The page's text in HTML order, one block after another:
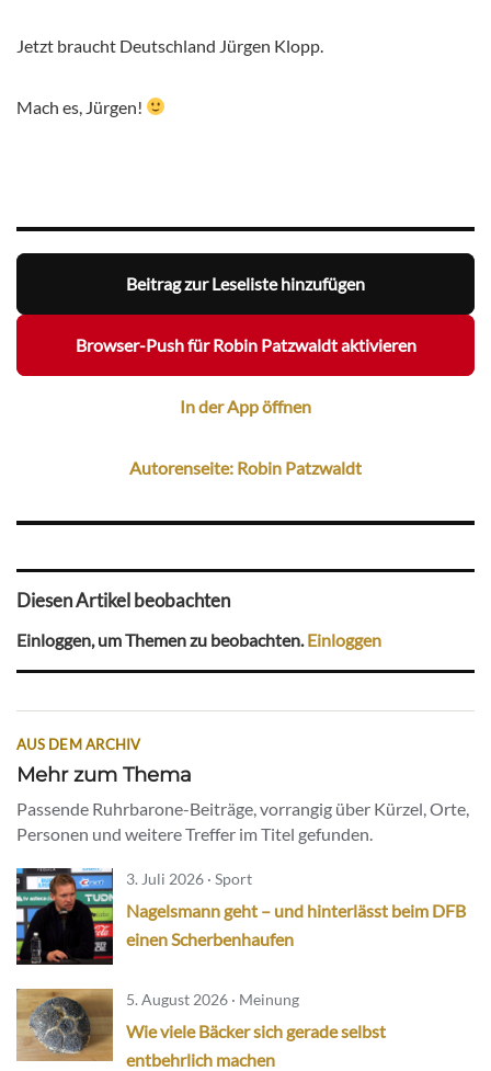
Jetzt braucht Deutschland Jürgen Klopp.
Mach es, Jürgen!
Beitrag zur Leseliste hinzufügen
Browser-Push für Robin Patzwaldt aktivieren
In der App öffnen
Autorenseite: Robin Patzwaldt
Diesen Artikel beobachten
Einloggen, um Themen zu beobachten.Einloggen
AUS DEM ARCHIV
Mehr zum Thema
Passende Ruhrbarone-Beiträge, vorrangig über Kürzel, Orte,
Personen und weitere Treffer im Titel gefunden.
3. Juli 2026 · Sport
Nagelsmann geht – und hinterlässt beim DFB
einen Scherbenhaufen
5. August 2026 · Meinung
Wie viele Bäcker sich gerade selbst
entbehrlich machen